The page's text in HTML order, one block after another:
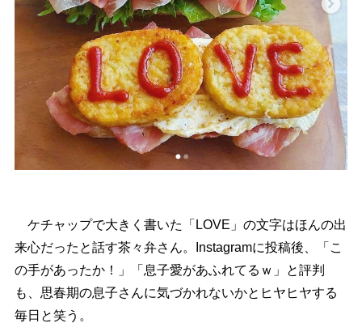
ケチャップで大きく書いた「LOVE」の文字はほんの出
来心だったと話す茶々弁さん。Instagramに投稿後、「こ
の手があったか！」「息子愛があふれてるｗ」と評判
も、思春期の息子さんに気づかれないかとヒヤヒヤする
毎日と笑う。